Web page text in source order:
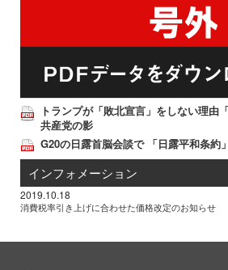
トランプが「敗北宣言」をしない理由
共産党の影
G20の日露首脳会談で 「日露平和条約
インフォメーション
2019.10.18
消費税率引き上げに合わせた価格改定のお知らせ